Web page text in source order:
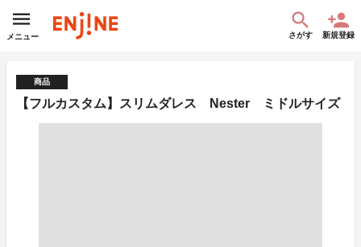
メニュー さがす 新規登録
商品
【フルカスタム】スリムダレス Nester ミドルサイズ